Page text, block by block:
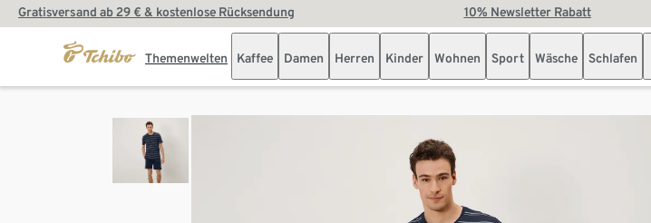
Gratisversand ab 29 € & kostenlose Rücksendung 10% Newsletter Rabatt
Themenwelten Kaffee Damen Herren Kinder Wohnen Sport Wäsche Schlafen